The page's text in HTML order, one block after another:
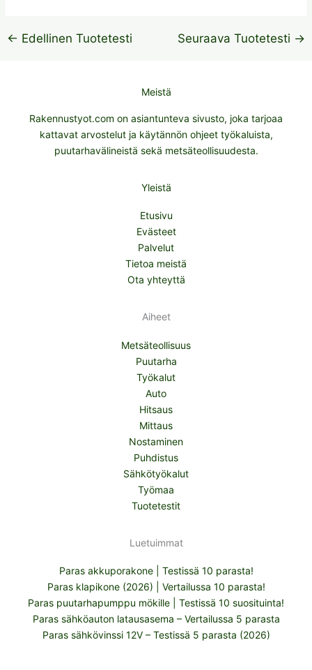
← Edellinen Tuotetesti Seuraava Tuotetesti →
Meistä
Rakennustyot.com on asiantunteva sivusto, joka tarjoaa
kattavat arvostelut ja käytännön ohjeet työkaluista,
puutarhavälineistä sekä metsäteollisuudesta.
Yleistä
Etusivu
Evästeet
Palvelut
Tietoa meistä
Ota yhteyttä
Aiheet
Metsäteollisuus
Puutarha
Työkalut
Auto
Hitsaus
Mittaus
Nostaminen
Puhdistus
Sähkötyökalut
Työmaa
Tuotetestit
Luetuimmat
Paras akkuporakone | Testissä 10 parasta!
Paras klapikone (2026) | Vertailussa 10 parasta!
Paras puutarhapumppu mökille | Testissä 10 suosituinta!
Paras sähköauton latausasema – Vertailussa 5 parasta
Paras sähkövinssi 12V – Testissä 5 parasta (2026)